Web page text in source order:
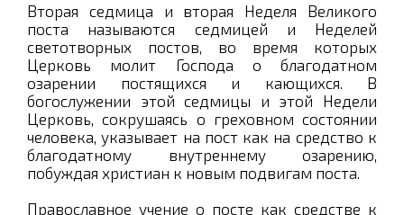
Вторая седмица и вторая Неделя Великого
поста называются седмицей и Неделей
светотворных постов, во время которых
Церковь молит Господа о благодатном
озарении постящихся и кающихся. В
богослужении этой седмицы и этой Недели
Церковь, сокрушаясь о греховном состоянии
человека, указывает на пост как на средство к
благодатному внутреннему озарению,
побуждая христиан к новым подвигам поста.
Православное учение о посте как средстве к